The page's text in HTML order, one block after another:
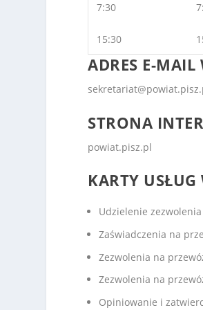
7:30
15:30
ADRES E-MAIL
STRONA
powiat.pisz.pl
KARTY
Udzielenie
Zaświadczenia na
Zezwolenia na
Zezwolenia na
Opiniowanie i